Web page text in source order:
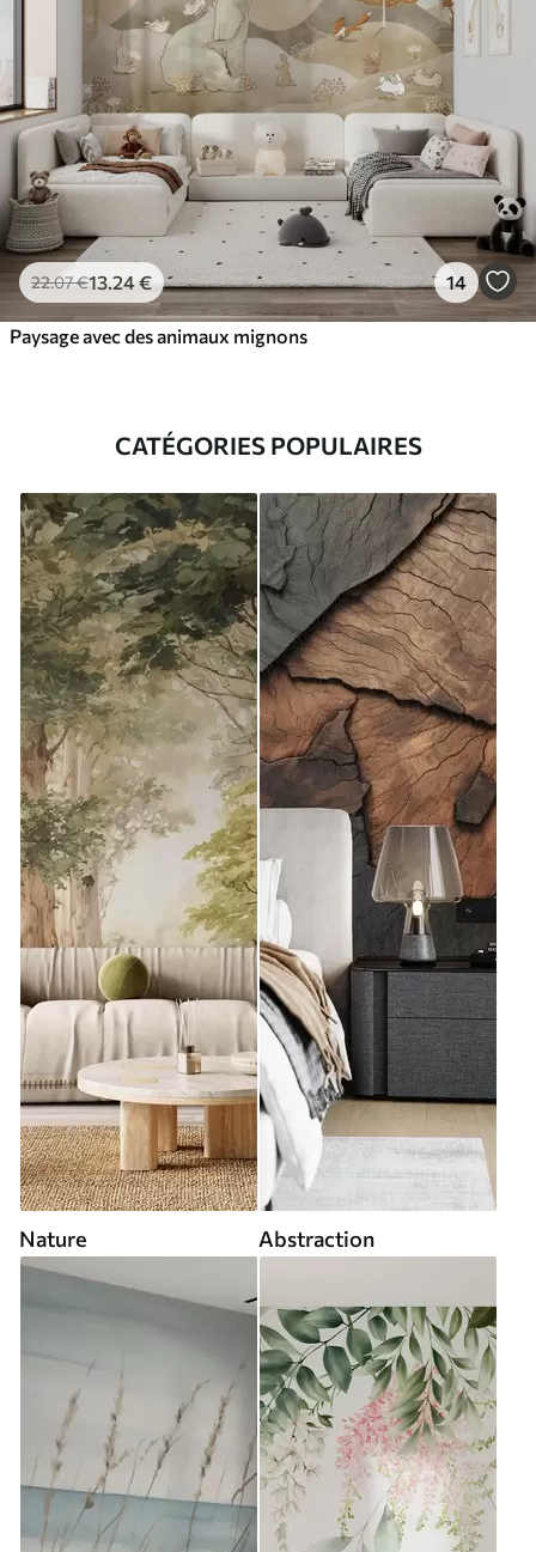
22.07€13.24€ 14
Paysage avec des animaux mignons
CATÉGORIES POPULAIRES
Nature Abstraction